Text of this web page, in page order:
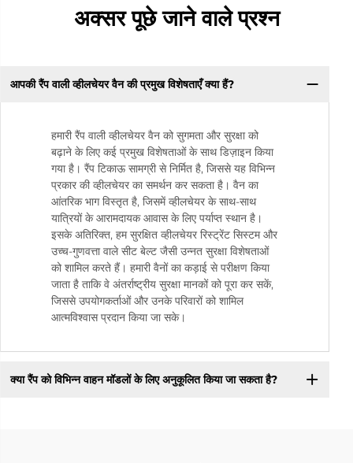
अक्सर पूछे जाने वाले प्रश्न
आपकी रैंप वाली व्हीलचेयर वैन की प्रमुख विशेषताएँ क्या हैं?
हमारी रैंप वाली व्हीलचेयर वैन को सुगमता और सुरक्षा को
बढ़ाने के लिए कई प्रमुख विशेषताओं के साथ डिज़ाइन किया
गया है। रैंप टिकाऊ सामग्री से निर्मित है, जिससे यह विभिन्न
प्रकार की व्हीलचेयर का समर्थन कर सकता है। वैन का
आंतरिक भाग विस्तृत है, जिसमें व्हीलचेयर के साथ-साथ
यात्रियों के आरामदायक आवास के लिए पर्याप्त स्थान है।
इसके अतिरिक्त, हम सुरक्षित व्हीलचेयर रिस्ट्रेंट सिस्टम और
उच्च-गुणवत्ता वाले सीट बेल्ट जैसी उन्नत सुरक्षा विशेषताओं
को शामिल करते हैं। हमारी वैनों का कड़ाई से परीक्षण किया
जाता है ताकि वे अंतर्राष्ट्रीय सुरक्षा मानकों को पूरा कर सकें,
जिससे उपयोगकर्ताओं और उनके परिवारों को शामिल
आत्मविश्वास प्रदान किया जा सके।
क्या रैंप को विभिन्न वाहन मॉडलों के लिए अनुकूलित किया जा सकता है?